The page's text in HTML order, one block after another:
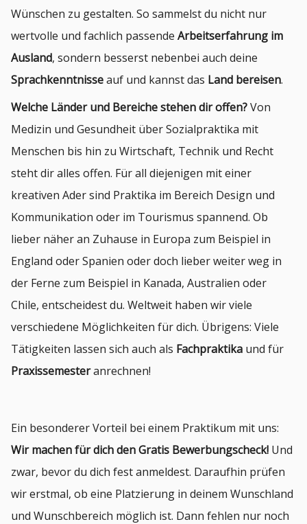
Wünschen zu gestalten. So sammelst du nicht nur
wertvolle und fachlich passende Arbeitserfahrung im
Ausland, sondern besserst nebenbei auch deine
Sprachkenntnisseauf und kannst das Land bereisen.
Welche Länder und Bereiche stehen dir offen?Von
Medizin und Gesundheit über Sozialpraktika mit
Menschen bis hin zu Wirtschaft, Technik und Recht
steht dir alles offen. Für all diejenigen mit einer
kreativen Ader sind Praktika im Bereich Design und
Kommunikation oder im Tourismus spannend. Ob
lieber näher an Zuhause in Europa zum Beispiel in
England oder Spanien oder doch lieber weiter weg in
der Ferne zum Beispiel in Kanada, Australien oder
Chile, entscheidest du. Weltweit haben wir viele
verschiedene Möglichkeiten für dich. Übrigens: Viele
Tätigkeiten lassen sich auch als Fachpraktika und für
Praxissemesteranrechnen!
Ein besonderer Vorteil bei einem Praktikum mit uns:
Wir machen für dich den Gratis Bewerbungscheck! Und
zwar, bevor du dich fest anmeldest. Daraufhin prüfen
wir erstmal, ob eine Platzierung in deinem Wunschland
und Wunschbereich möglich ist. Dann fehlen nur noch